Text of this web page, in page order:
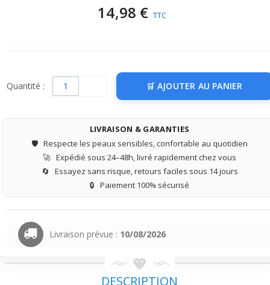
14,98 € TTC
Quantité : AJOUTER AU PANIER
LIVRAISON & GARANTIES
🛡️ Respecte les peaux sensibles, confortable au quotidien
🚀 Expédié sous 24–48h, livré rapidement chez vous
🔄 Essayez sans risque, retours faciles sous 14 jours
🔒 Paiement 100% sécurisé
Livraison prévue : 10/08/2026
DESCRIPTION